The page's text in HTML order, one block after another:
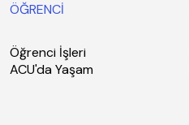
ÖĞRENCİ
Öğrenci İşleri
ACU'da Yaşam